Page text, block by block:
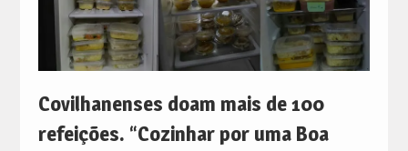
Covilhanenses doam mais de 100
refeições. “Cozinhar por uma Boa